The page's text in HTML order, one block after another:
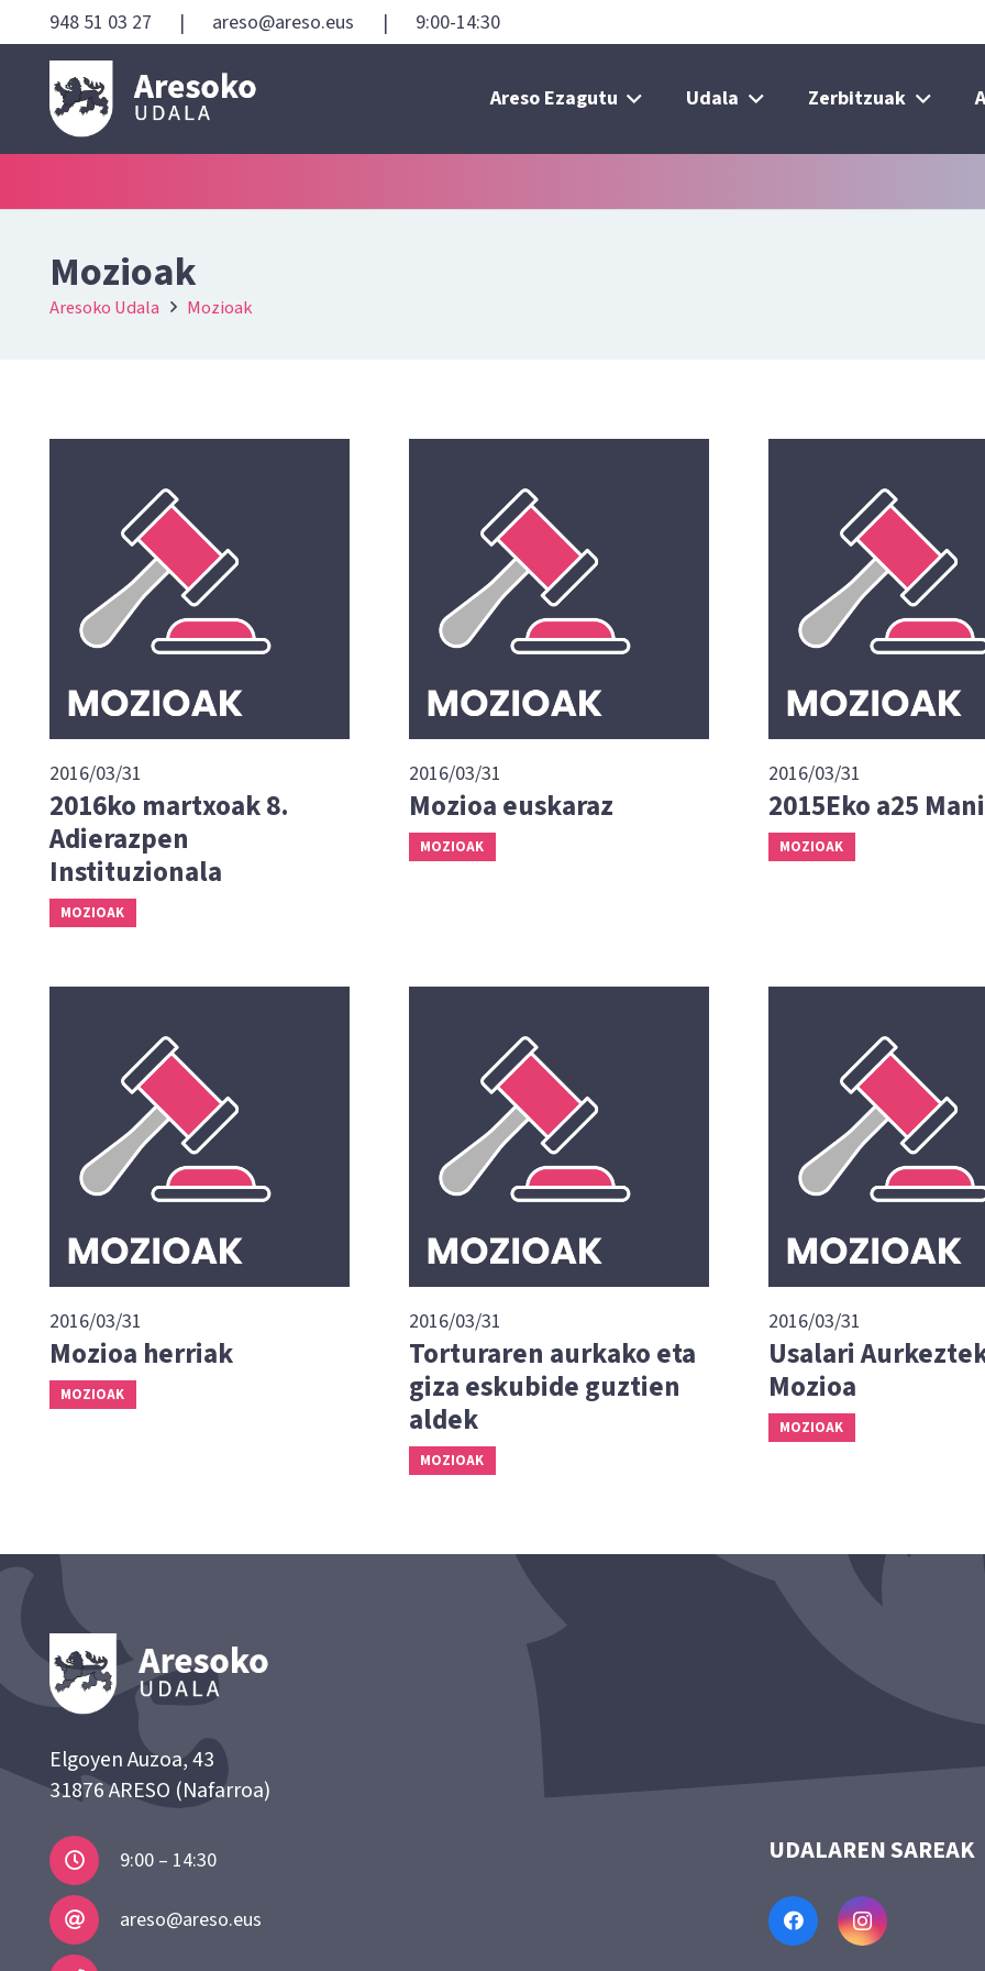
948 51 03 27 | areso@areso.eus | 9:00-14:30
Areso Ezagutu Udala Zerbitzuak
Mozioak
Aresoko Udala Mozioak
2016/03/31
2016ko martxoak 8.
Adierazpen
Instituzionala
MOZIOAK
2016/03/31
Mozioa euskaraz
MOZIOAK
2016/03/31
2015Eko a25
MOZIOAK
2016/03/31
Mozioa herriak
MOZIOAK
2016/03/31
Torturaren aurkako eta
giza eskubide guztien
aldek
MOZIOAK
2016/03/31
Usalari
Mozioa
MOZIOAK
Elgoyen Auzoa, 43
31876 ARESO (Nafarroa)
9:00 – 14:30
areso@areso.eus
UDALAREN SAREAK